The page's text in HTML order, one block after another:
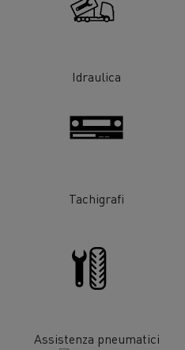
Idraulica
Tachigrafi
Assistenza pneumatici